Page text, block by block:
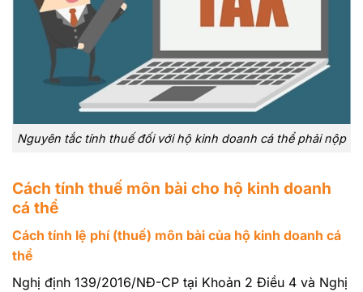
Nguyên tắc tính thuế đối với hộ kinh doanh cá thể phải nộp
Cách tính thuế môn bài cho hộ kinh doanh
cá thể
Cách tính lệ phí (thuế) môn bài của hộ kinh doanh cá
thể
Nghị định 139/2016/NĐ-CP tại Khoản 2 Điều 4 và Nghị